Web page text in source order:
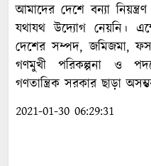
আমাদের দেশে বন্যা
যথাযথ উদ্যোগ নেয়নি।
দেশের সম্পদ, জমিজমা,
গণমুখী পরিকল্পনা ও
গণতান্ত্রিক সরকার ছাড়া
2021-01-30 06:29:31